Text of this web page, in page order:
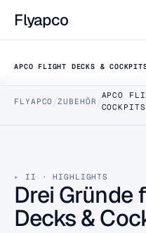
Flyapco
APCO FLIGHT DECKS &
DATA SHEET · APCO-
Decks &
Cockpit-Lösungen für
2 GRÖSSEN
FLYAPCO /ZUBEHÖR /APCO
COCKPITS
II · HIGHLIGHTS
Drei Gründe
Decks &